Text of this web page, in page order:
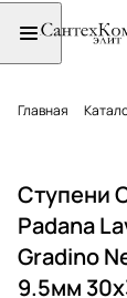
Главная
Ступени
Padana
Gradino
9.5мм